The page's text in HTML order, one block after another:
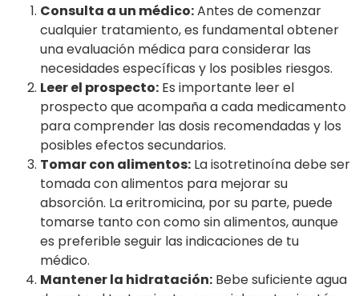
Consulta a un médico:Antes de comenzar
cualquier tratamiento, es fundamental obtener
una evaluación médica para considerar las
necesidades específicas y los posibles riesgos.
Leer el prospecto: Es importante leer el
prospecto que acompaña a cada medicamento
para comprender las dosis recomendadas y los
posibles efectos secundarios.
Tomar con alimentos: La isotretinoína debe ser
tomada con alimentos para mejorar su
absorción. La eritromicina, por su parte, puede
tomarse tanto con como sin alimentos, aunque
es preferible seguir las indicaciones de tu
médico.
Mantener la hidratación: Bebe suficiente agua